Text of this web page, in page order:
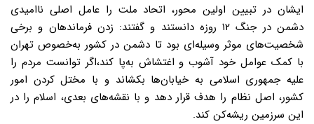
ایشان در تبیین اولین محور، اتحاد ملت را عامل اصلی ناامیدی
دشمن در جنگ ۱۲ روزه دانستند و گفتند: زدن فرماندهان و برخی
شخصیت‌های موثر وسیله‌ای بود تا دشمن در کشور به‌خصوص تهران
با کمک عوامل خود آشوب و اغتشاش به‌پا کند،‌اگر توانست مردم را
علیه جمهوری اسلامی به خیابان‌ها بکشاند و با مختل کردن امور
کشور، اصل نظام را هدف قرار دهد و با نقشه‌های بعدی، اسلام را در
این سرزمین ریشه‌کن کند.